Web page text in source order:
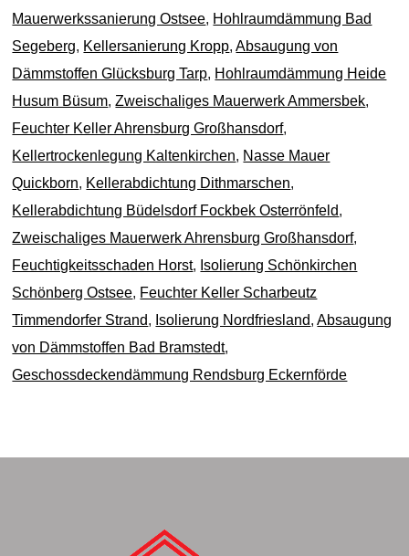
Mauerwerkssanierung Ostsee, Hohlraumdämmung Bad
Segeberg, Kellersanierung Kropp,Absaugung von
Dämmstoffen Glücksburg Tarp, Hohlraumdämmung Heide
Husum Büsum,Zweischaliges Mauerwerk Ammersbek,
Feuchter Keller Ahrensburg Großhansdorf,
Kellertrockenlegung Kaltenkirchen, Nasse Mauer
Quickborn, Kellerabdichtung Dithmarschen,
Kellerabdichtung Büdelsdorf Fockbek Osterrönfeld,
Zweischaliges Mauerwerk Ahrensburg Großhansdorf,
Feuchtigkeitsschaden Horst, Isolierung Schönkirchen
Schönberg Ostsee, Feuchter Keller Scharbeutz
Timmendorfer Strand, Isolierung Nordfriesland,Absaugung
von Dämmstoffen Bad Bramstedt,
Geschossdeckendämmung Rendsburg Eckernförde